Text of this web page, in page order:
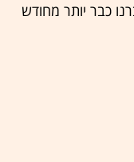
כבר יותר מחודש